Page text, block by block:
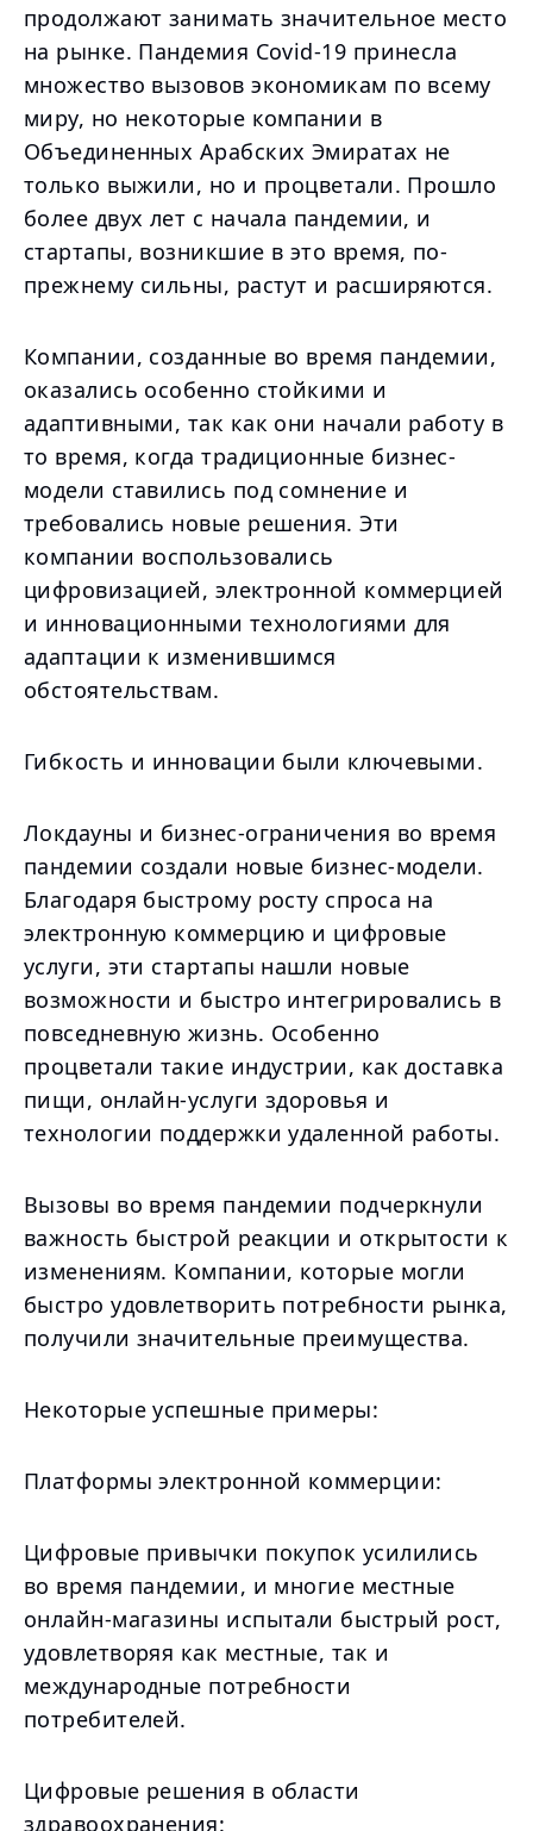
продолжают занимать значительное место
на рынке. Пандемия Covid-19 принесла
множество вызовов экономикам по всему
миру, но некоторые компании в
Объединенных Арабских Эмиратах не
только выжили, но и процветали. Прошло
более двух лет с начала пандемии, и
стартапы, возникшие в это время, по-
прежнему сильны, растут и расширяются.
Компании, созданные во время пандемии,
оказались особенно стойкими и
адаптивными, так как они начали работу в
то время, когда традиционные бизнес-
модели ставились под сомнение и
требовались новые решения. Эти
компании воспользовались
цифровизацией, электронной коммерцией
и инновационными технологиями для
адаптации к изменившимся
обстоятельствам.
Гибкость и инновации были ключевыми.
Локдауны и бизнес-ограничения во время
пандемии создали новые бизнес-модели.
Благодаря быстрому росту спроса на
электронную коммерцию и цифровые
услуги, эти стартапы нашли новые
возможности и быстро интегрировались в
повседневную жизнь. Особенно
процветали такие индустрии, как доставка
пищи, онлайн-услуги здоровья и
технологии поддержки удаленной работы.
Вызовы во время пандемии подчеркнули
важность быстрой реакции и открытости к
изменениям. Компании, которые могли
быстро удовлетворить потребности рынка,
получили значительные преимущества.
Некоторые успешные примеры:
Платформы электронной коммерции:
Цифровые привычки покупок усилились
во время пандемии, и многие местные
онлайн-магазины испытали быстрый рост,
удовлетворяя как местные, так и
международные потребности
потребителей.
Цифровые решения в области
здравоохранения: